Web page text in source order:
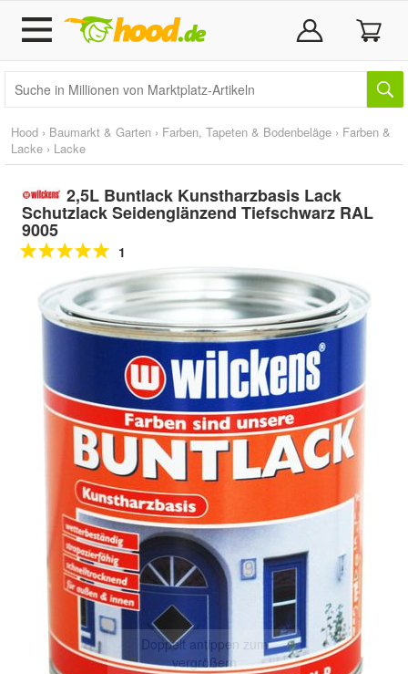
Hood › Baumarkt & Garten › Farben, Tapeten & Bodenbeläge › Farben &
Lacke › Lacke
2,5L Buntlack Kunstharzbasis Lack
Schutzlack Seidenglänzend Tiefschwarz RAL
9005
1
Doppelt antippen zum
vergrößern